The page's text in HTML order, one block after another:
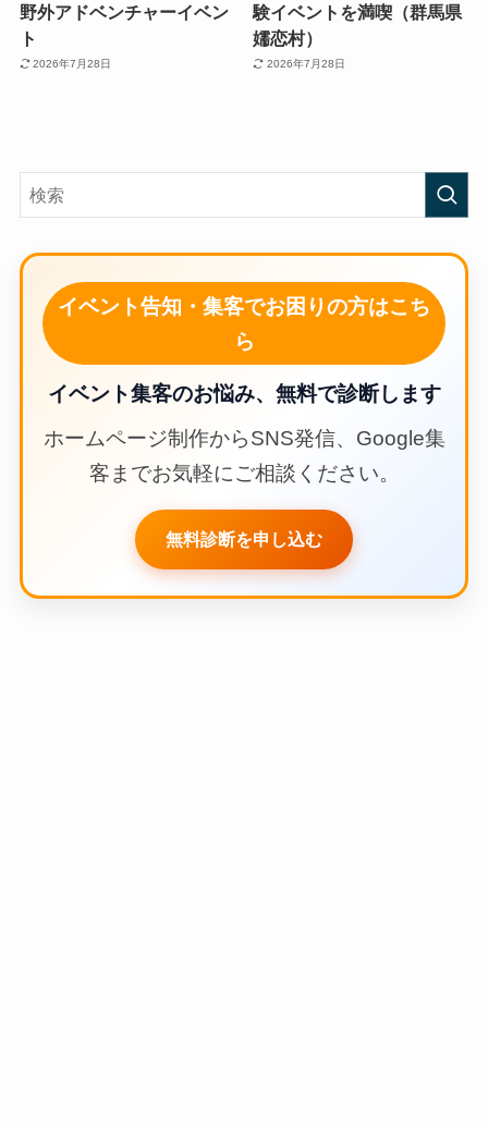
野外アドベンチャーイベン
ト
2026年7月28日
験イベントを満喫（群馬県
嬬恋村）
2026年7月28日
イベント告知・集客でお困りの方はこち
ら
イベント集客のお悩み、無料で診断します
ホームページ制作からSNS発信、Google集
客までお気軽にご相談ください。
無料診断を申し込む